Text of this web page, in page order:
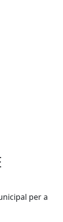
per a